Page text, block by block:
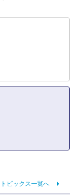
ピックス一覧へ